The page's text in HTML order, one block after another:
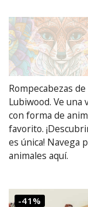
Rompecabezas
Lubiwood. Ve una
con forma de
favorito.
es única! Navega
animales aquí.
-41%